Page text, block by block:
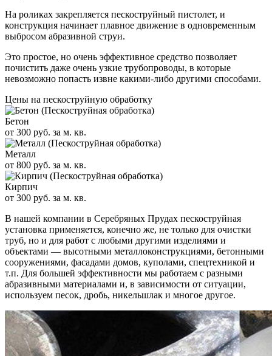
На роликах закрепляется пескоструйный пистолет, и
конструкция начинает плавное движение в одновременным
выбросом абразивной струи.
Это простое, но очень эффективное средство позволяет
почистить даже очень узкие трубопроводы, в которые
невозможно попасть извне какими-либо другими способами.
Цены на пескоструйную обработку
Бетон
от 300 руб. за м. кв.
Металл
от 800 руб. за м. кв.
Кирпич
от 300 руб. за м. кв.
В нашей компании в Серебряных Прудах пескоструйная
установка применяется, конечно же, не только для очистки
труб, но и для работ с любыми другими изделиями и
объектами — высотными металлоконструкциями, бетонными
сооружениями, фасадами домов, куполами, спецтехникой и
т.п. Для большей эффективности мы работаем с разными
абразивными материалами и, в зависимости от ситуации,
используем песок, дробь, никельшлак и многое другое.